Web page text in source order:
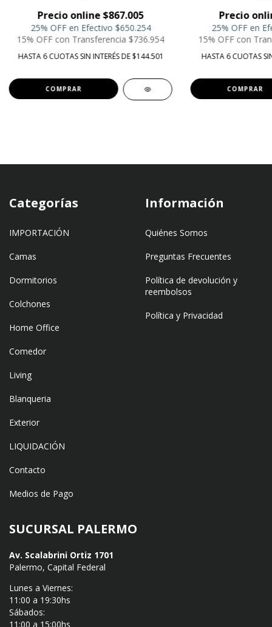
Precio online $867.005
25% OFF en Efectivo $650.254
15% OFF con Transferencia $736.954
HASTA 6 CUOTAS SIN INTERÉS DE $144.501
COMPRAR
Precio
25% OFF en
15% OFF con
HASTA 6 CUOTAS
COMPRAR
Categorías
IMPORTACIÓN
Camas
Dormitorios
Colchones
Home Office
Comedor
Living
Blanqueria
Exterior
LIQUIDACIÓN
Contacto
Medios de Pago
Información
Quiénes Somos
Preguntas Frecuentes
Política de devolución y
reembolsos
Política y Privacidad
SUCURSAL PALERMO
Av. Scalabrini Ortiz 1701
Palermo, Capital Federal
Lunes a Viernes:
11:00 a 19:30hs
Sábados:
11:00 a 15:00hs